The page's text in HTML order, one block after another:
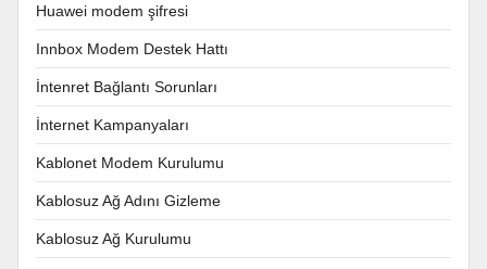
Huawei modem şifresi
Innbox Modem Destek Hattı
İntenret Bağlantı Sorunları
İnternet Kampanyaları
Kablonet Modem Kurulumu
Kablosuz Ağ Adını Gizleme
Kablosuz Ağ Kurulumu